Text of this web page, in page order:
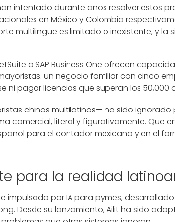
intentado durante años resolver estos
en México y Colombia
multilingüe es limitado o inexistente, y
o SAP Business One ofrecen
Un negocio familiar con cinco
ni pagar licencias que superan los 50,000
chinos multilatinos— ha sido
comercial, literal y figurativamente. Que
para el contador mexicano y en el
para la realidad
impulsado por IA para pymes,
Desde su lanzamiento, Ailit ha sido